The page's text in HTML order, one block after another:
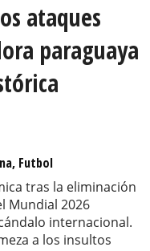
ataques
paraguaya
Futbol
tras la eliminación
Mundial 2026
internacional.
a los insultos